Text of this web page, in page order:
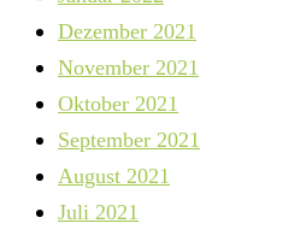
Dezember 2021
November 2021
Oktober 2021
September 2021
August 2021
Juli 2021